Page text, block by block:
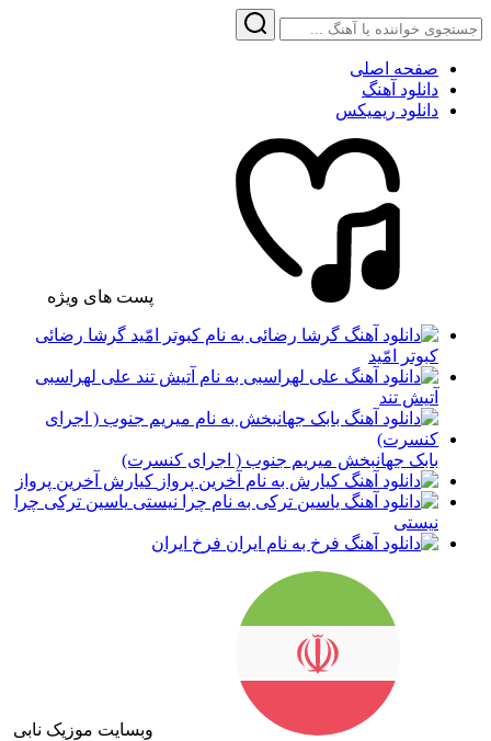
صفحه اصلی
دانلود آهنگ
دانلود ریمیکس
پست های ویژه
گرشا رضائی
کبوتر امّید
علی لهراسبی
آتیش تند
بابک جهانبخش میریم جنوب ( اجرای کنسرت)
کیارش آخرین پرواز
یاسین ترکی چرا
نیستی
فرخ ایران
وبسایت موزیک نابی